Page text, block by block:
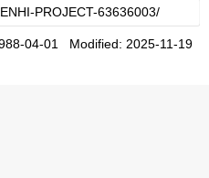
04-01 Modified: 2025-11-19